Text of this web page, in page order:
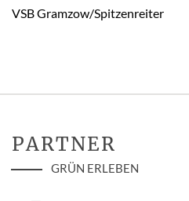
VSB Gramzow/Spitzenreiter
PARTNER
GRÜN ERLEBEN